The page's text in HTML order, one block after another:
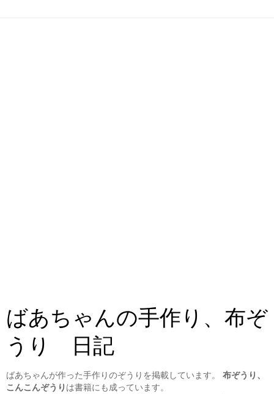
ばあちゃんの手作り、布ぞ
うり 日記
ばあちゃんが作った手作りのぞうりを掲載しています。 布ぞうり、
こんこんぞうり は書籍にも成っています。